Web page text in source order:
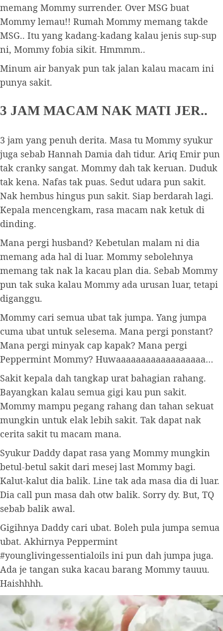
memang Mommy surrender. Over MSG buat
Mommy lemau!! Rumah Mommy memang takde
MSG.. Itu yang kadang-kadang kalau jenis sup-sup
ni, Mommy fobia sikit. Hmmmm..
Minum air banyak pun tak jalan kalau macam ini
punya sakit.
3 JAM MACAM NAK MATI JER..
3 jam yang penuh derita. Masa tu Mommy syukur
juga sebab Hannah Damia dah tidur. Ariq Emir pun
tak cranky sangat. Mommy dah tak keruan. Duduk
tak kena. Nafas tak puas. Sedut udara pun sakit.
Nak hembus hingus pun sakit. Siap berdarah lagi.
Kepala mencengkam, rasa macam nak ketuk di
dinding.
Mana pergi husband? Kebetulan malam ni dia
memang ada hal di luar. Mommy sebolehnya
memang tak nak la kacau plan dia. Sebab Mommy
pun tak suka kalau Mommy ada urusan luar, tetapi
diganggu.
Mommy cari semua ubat tak jumpa. Yang jumpa
cuma ubat untuk selesema. Mana pergi ponstant?
Mana pergi minyak cap kapak? Mana pergi
Peppermint Mommy? Huwaaaaaaaaaaaaaaaaaa…
Sakit kepala dah tangkap urat bahagian rahang.
Bayangkan kalau semua gigi kau pun sakit.
Mommy mampu pegang rahang dan tahan sekuat
mungkin untuk elak lebih sakit. Tak dapat nak
cerita sakit tu macam mana.
Syukur Daddy dapat rasa yang Mommy mungkin
betul-betul sakit dari mesej last Mommy bagi.
Kalut-kalut dia balik. Line tak ada masa dia di luar.
Dia call pun masa dah otw balik. Sorry dy. But, TQ
sebab balik awal.
Gigihnya Daddy cari ubat. Boleh pula jumpa semua
ubat. Akhirnya Peppermint
#younglivingessentialoils ini pun dah jumpa juga.
Ada je tangan suka kacau barang Mommy tauuu.
Haishhhh.